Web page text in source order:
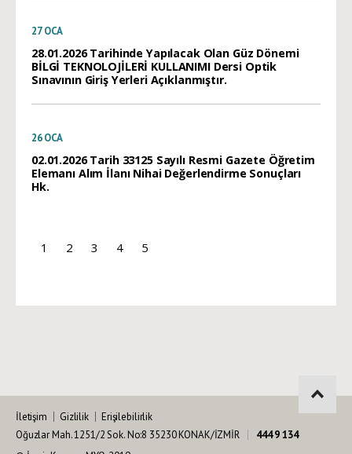
27 OCA
28.01.2026 Tarihinde Yapılacak Olan Güz Dönemi
BİLGİ TEKNOLOJİLERİ KULLANIMI Dersi Optik
Sınavının Giriş Yerleri Açıklanmıştır.
26 OCA
02.01.2026 Tarih 33125 Sayılı Resmi Gazete Öğretim
Elemanı Alım İlanı Nihai Değerlendirme Sonuçları
Hk.
1 2 3 4 5
İletişim Gizlilik
Erişilebilirlik
Oğuzlar Mah. 1251/2 Sok. No:8 35230 KONAK/İZMİR
444 9 134